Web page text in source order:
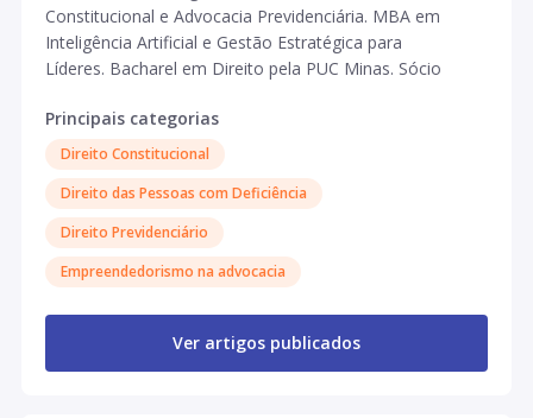
Constitucional e Advocacia Previdenciária. MBA em
Inteligência Artificial e Gestão Estratégica para
Líderes. Bacharel em Direito pela PUC Minas. Sócio
Advogados - "O Escritório das Pessoas com
Deficiência". Criador do Canal “Clube dos Direitos da
PcD” no YouTube. Colunista Jurídico no Portal da
Aurum.
Principais categorias
Direito Constitucional
Direito das Pessoas com Deficiência
Direito Previdenciário
Empreendedorismo na advocacia
Ver artigos publicados